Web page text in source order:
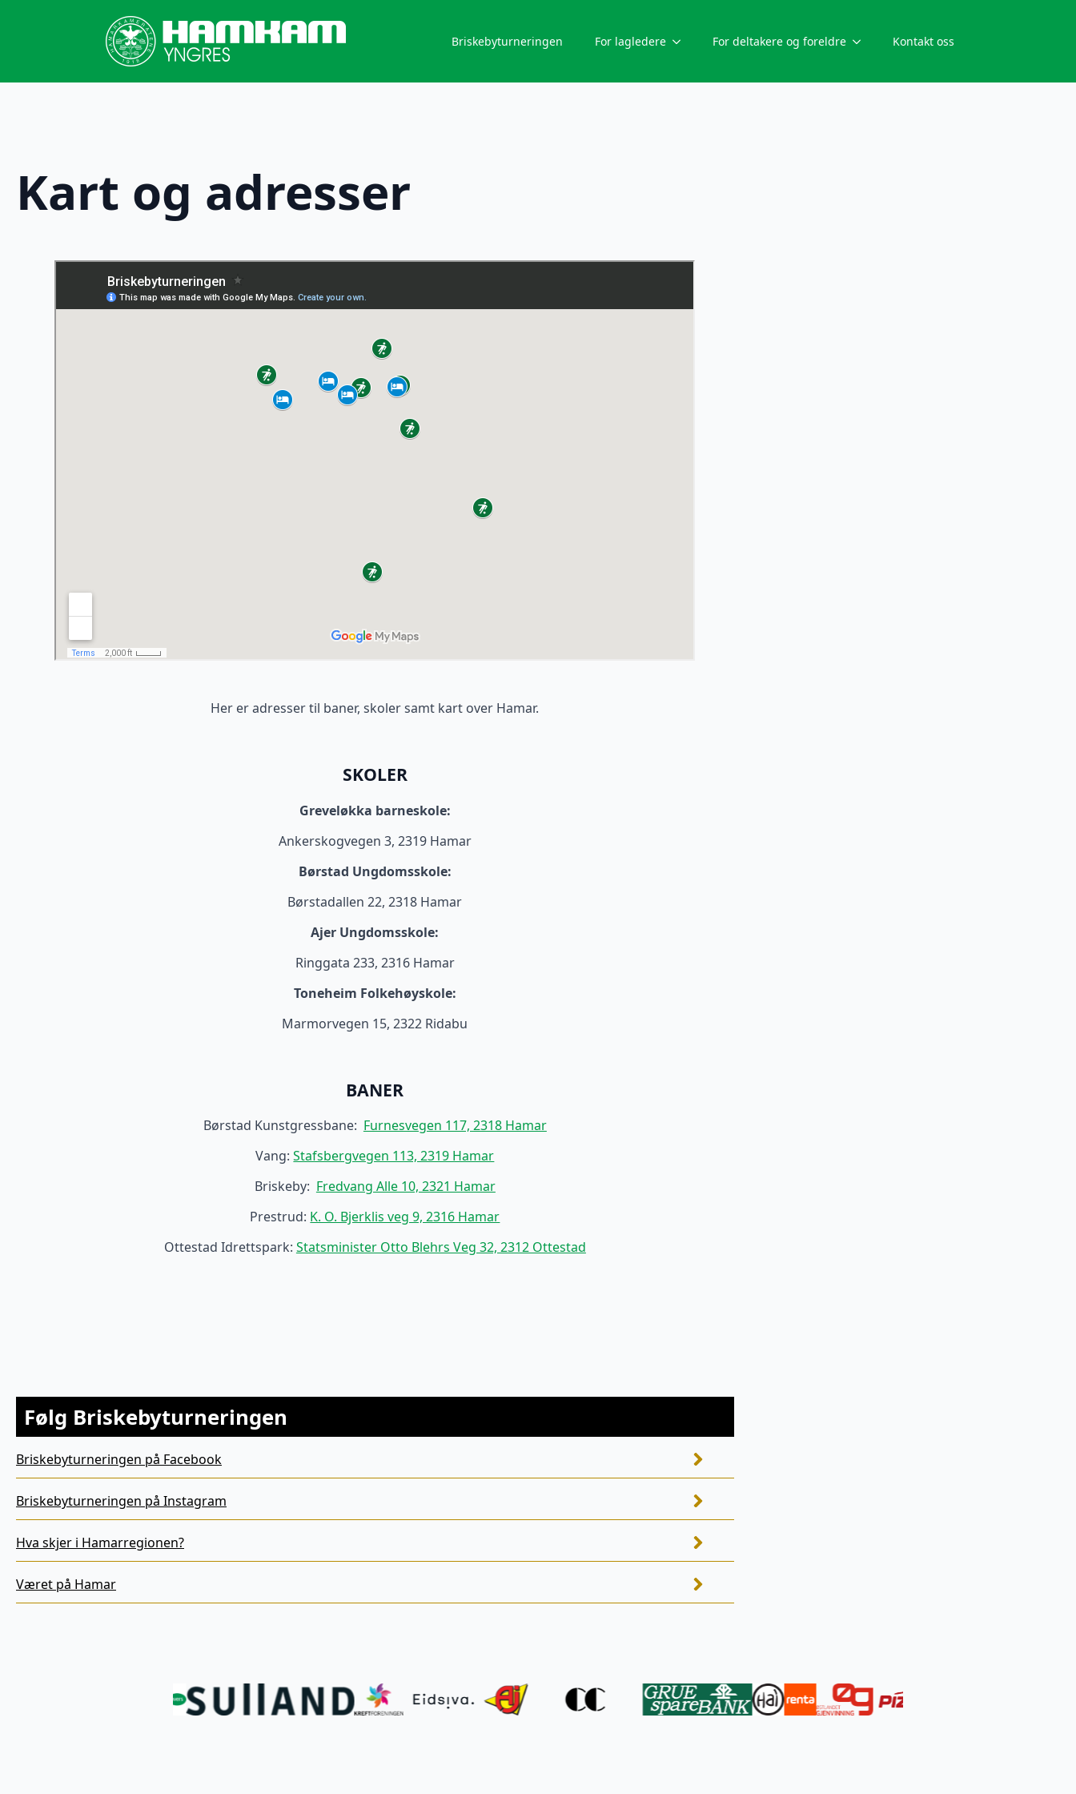
Briskebyturneringen For lagledere For deltakere og foreldre Kontakt oss
Kart og adresser
Her er adresser til baner, skoler samt kart over Hamar.
SKOLER
Greveløkka barneskole:
Ankerskogvegen 3, 2319 Hamar
Børstad Ungdomsskole:
Børstadallen 22, 2318 Hamar
Ajer Ungdomsskole:
Ringgata 233, 2316 Hamar
Toneheim Folkehøyskole:
Marmorvegen 15, 2322 Ridabu
BANER
Børstad Kunstgressbane: Furnesvegen 117, 2318 Hamar
Vang:Stafsbergvegen 113, 2319 Hamar
Briskeby: Fredvang Alle 10, 2321 Hamar
Prestrud: K. O. Bjerklis veg 9, 2316 Hamar
Ottestad Idrettspark: Statsminister Otto Blehrs Veg 32, 2312 Ottestad
Følg Briskebyturneringen
Briskebyturneringen på Facebook
Briskebyturneringen på Instagram
Hva skjer i Hamarregionen?
Været på Hamar